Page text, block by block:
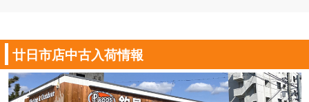
廿日市店中古入荷情報